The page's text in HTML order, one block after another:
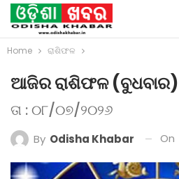
Home ରାଶିଫଳ
ଆଜିର ରାଶିଫଳ (ବୁଧବାର)
ତା : ୦୮/୦୭/୨୦୨୬
By Odisha Khabar On